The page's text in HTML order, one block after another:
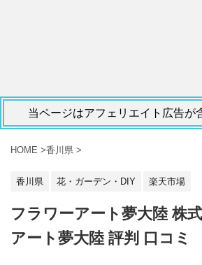
当ページはアフェリエイト広告が
HOME >香川県 >
香川県 花・ガーデン・DIY 楽天市場
フラワーアート夢大陸 株
アート夢大陸 評判 口コミ